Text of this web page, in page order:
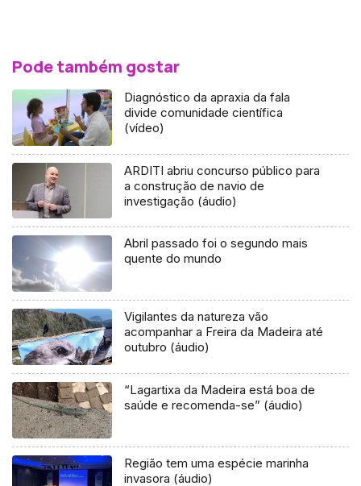
Pode também gostar
Diagnóstico da apraxia da fala
divide comunidade científica
(vídeo)
ARDITI abriu concurso público para
a construção de navio de
investigação (áudio)
Abril passado foi o segundo mais
quente do mundo
Vigilantes da natureza vão
acompanhar a Freira da Madeira até
outubro (áudio)
“Lagartixa da Madeira está boa de
saúde e recomenda-se” (áudio)
Região tem uma espécie marinha
invasora (áudio)